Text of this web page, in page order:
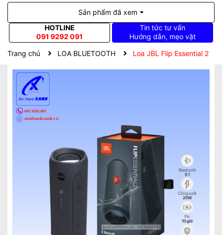
Sản phẩm đã xem
HOTLINE
091 9292 091
Tin tức tư vấn
Hướng dẫn, mẹo vặt
Trang chủ
LOA BLUETOOTH Loa JBL Flip Essential 2